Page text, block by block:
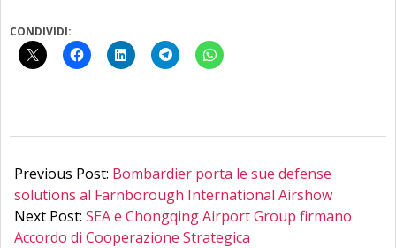
CONDIVIDI:
07-
08
Previous Post: Bombardier porta le sue defense
solutions al Farnborough International Airshow
Next Post: SEA e Chongqing Airport Group firmano
Accordo di Cooperazione Strategica